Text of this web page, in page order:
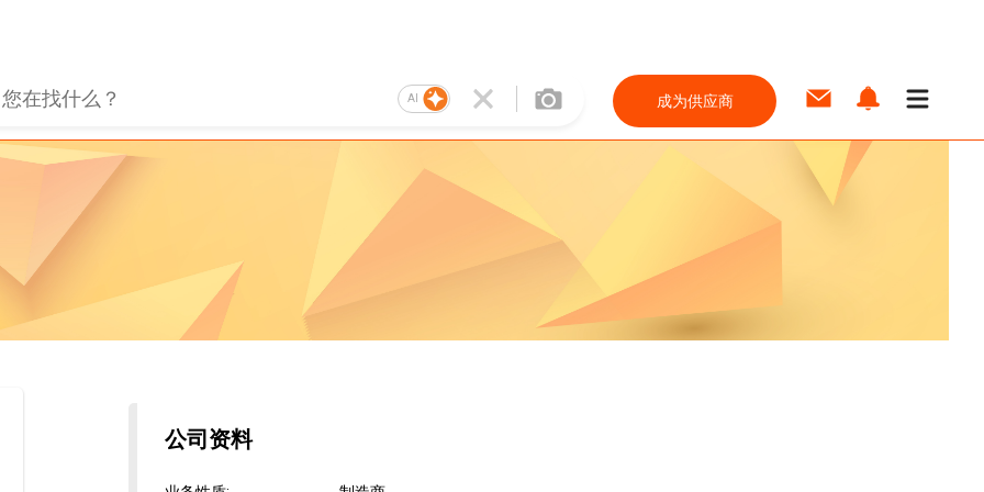
AI 成为供应商
公司资料